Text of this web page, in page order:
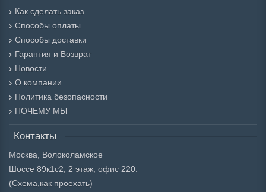
Как сделать заказ
Способы оплаты
Способы доставки
Гарантия и Возврат
Новости
О компании
Политика безопасности
ПОЧЕМУ МЫ
Контакты
Москва, Волоколамское
Шоссе 89к1с2, 2 этаж, офис 220.
(Схема,как проехать)